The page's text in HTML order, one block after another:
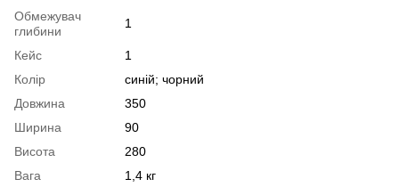
Обмежувач
глибини
1
Кейс
1
Колір
синій; чорний
Довжина
350
Ширина
90
Висота
280
Вага
1,4 кг